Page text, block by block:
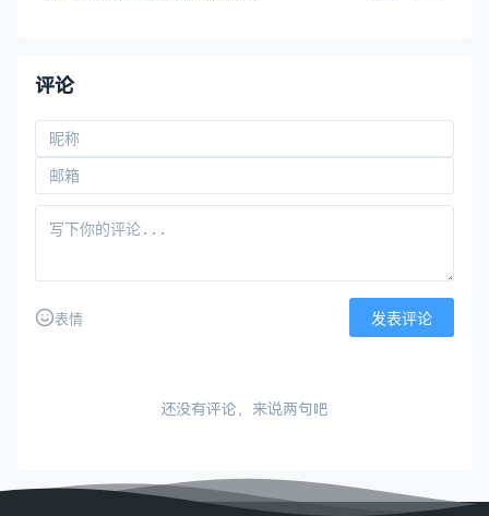
评论
表情 发表评论
还没有评论，来说两句吧